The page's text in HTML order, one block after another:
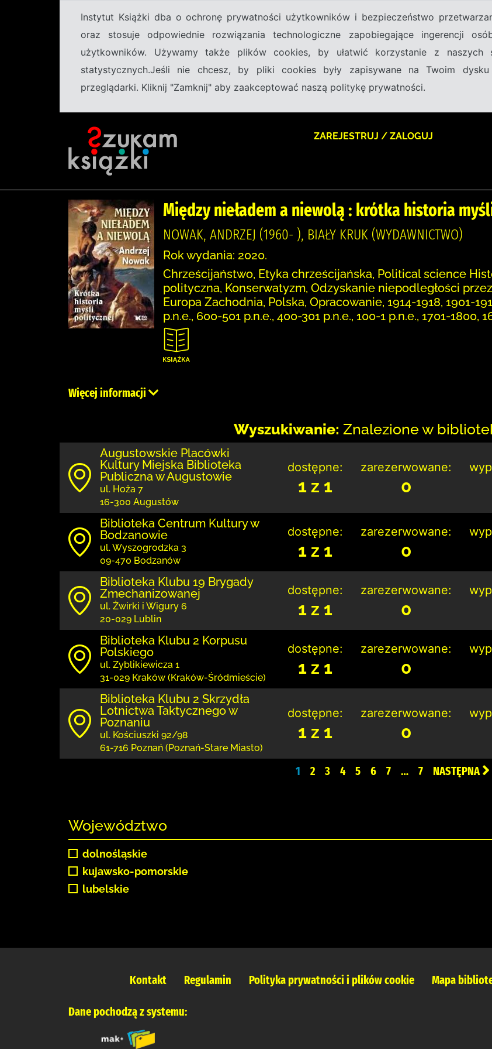
Instytut Książki dba o ochronę prywatności użytkowników i bezpieczeństwo
oraz stosuje odpowiednie rozwiązania technologiczne zapobiegające ingerencji
użytkowników. Używamy także plików cookies, by ułatwić korzystanie z
statystycznych.Jeśli nie chcesz, by pliki cookies były zapisywane na Twoim
przeglądarki. Kliknij "Zamknij" aby zaakceptować naszą politykę prywatności.
ZAREJESTRUJ / ZALOGUJ
Między nieładem a niewolą : krótka historia
NOWAK, ANDRZEJ (1960- ), BIAŁY KRUK (WYDAWNICTWO)
Rok wydania: 2020.
Chrześcijaństwo, Etyka chrześcijańska, Political science
polityczna, Konserwatyzm, Odzyskanie niepodległości
Europa Zachodnia, Polska, Opracowanie, 1914-1918, 1901-
p.n.e., 600-501 p.n.e., 400-301 p.n.e., 100-1 p.n.e., 1701-1800,
Więcej informacji
Wyszukiwanie: Znalezione w
Augustowskie Placówki
Kultury Miejska Biblioteka
Publiczna w Augustowie
ul. Hoża 7
16-300 Augustów
dostępne:
1 z 1
zarezerwowane:
0
Biblioteka Centrum Kultury w
Bodzanowie
ul. Wyszogrodzka 3
09-470 Bodzanów
dostępne:
1 z 1
zarezerwowane:
0
Biblioteka Klubu 19 Brygady
Zmechanizowanej
ul. Żwirki i Wigury 6
20-029 Lublin
dostępne:
1 z 1
zarezerwowane:
0
Biblioteka Klubu 2 Korpusu
Polskiego
ul. Zyblikiewicza 1
31-029 Kraków (Kraków-Śródmieście)
dostępne:
1 z 1
zarezerwowane:
0
Biblioteka Klubu 2 Skrzydła
Lotnictwa Taktycznego w
Poznaniu
ul. Kościuszki 92/98
61-716 Poznań (Poznań-Stare Miasto)
dostępne:
1 z 1
zarezerwowane:
0
1 2 3 4 5 6 7 … 7 NASTĘPNA
Województwo
dolnośląskie
kujawsko-pomorskie
lubelskie
Kontakt Regulamin Polityka prywatności i plików cookie Mapa
Dane pochodzą z systemu: